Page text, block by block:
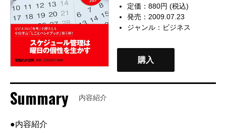
定価：880円 (税込)
発売：2009.07.23
ジャンル： ビジネス
購入
Summary 内容紹介
●内容紹介